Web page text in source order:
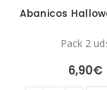
Pack 2
6,90€